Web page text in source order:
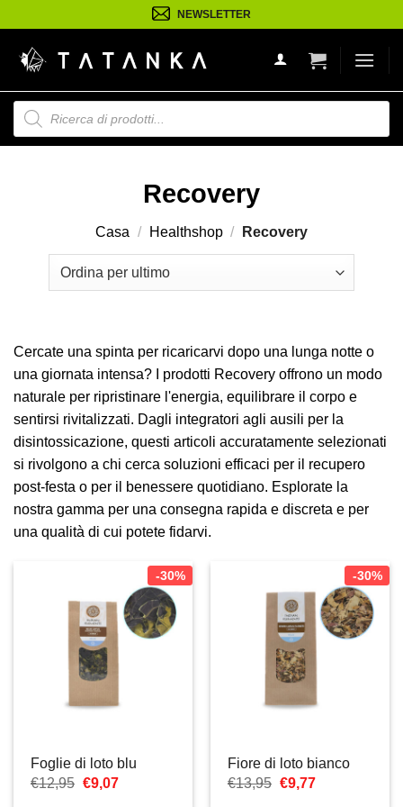
ai
contenuti
NEWSLETTER
Ricerca
prodotti
Recovery
Casa / Healthshop / Recovery
Cercate una spinta per ricaricarvi dopo una lunga notte o
una giornata intensa? I prodotti Recovery offrono un modo
naturale per ripristinare l'energia, equilibrare il corpo e
sentirsi rivitalizzati. Dagli integratori agli ausili per la
disintossicazione, questi articoli accuratamente selezionati
si rivolgono a chi cerca soluzioni efficaci per il recupero
post-festa o per il benessere quotidiano. Esplorate la
nostra gamma per una consegna rapida e discreta e per
una qualità di cui potete fidarvi.
-30%
Foglie di loto blu
€12,95 Il
€9,07Il
-30%
Fiore di loto bianco
€13,95 Il
€9,77Il